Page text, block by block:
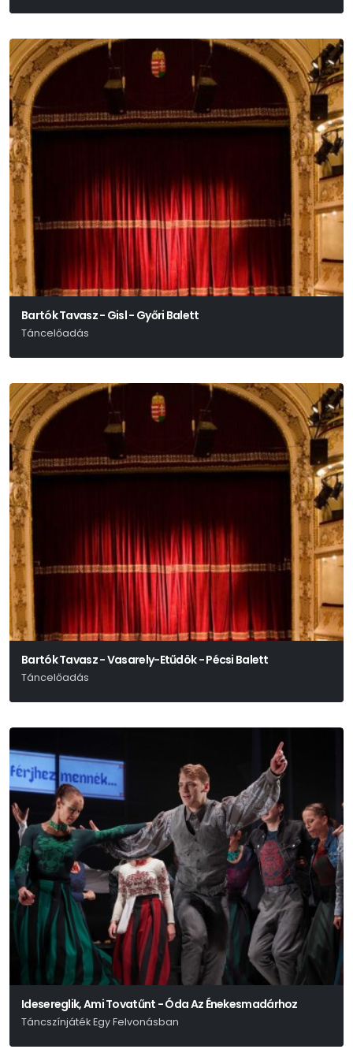
Bartók Tavasz - Gisl - Győri Balett
Táncelőadás
Bartók Tavasz - Vasarely-Etűdök - Pécsi Balett
Táncelőadás
Idesereglik, Ami Tovatűnt - Óda Az Énekesmadárhoz
Táncszínjáték Egy Felvonásban